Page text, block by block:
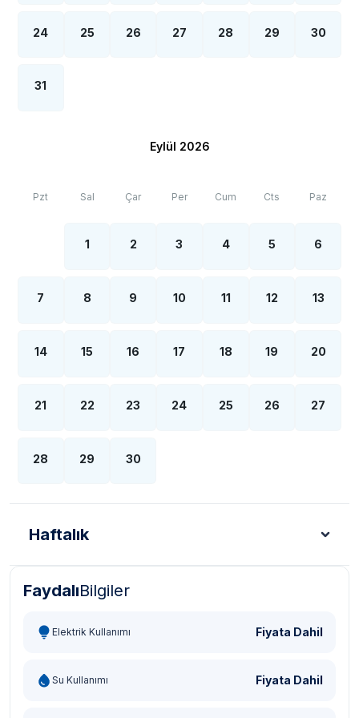
24 25 26 27 28 29 30
31
Eylül 2026
Pzt Sal Çar Per Cum Cts Paz
1 2 3 4 5 6
7 8 9 10 11 12 13
14 15 16 17 18 19 20
21 22 23 24 25 26 27
28 29 30
Haftalık
Türk Lirası - TL
FaydalıBilgiler
Elektrik Kullanımı Fiyata Dahil
Su Kullanımı Fiyata Dahil